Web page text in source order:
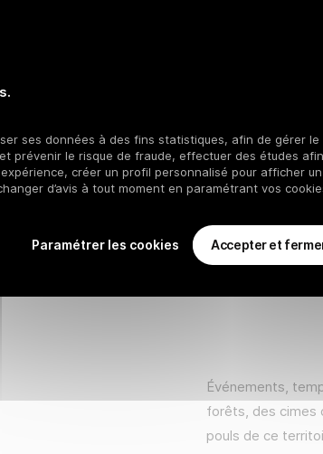
Événements,
forêts, des cimes
pouls de ce
ses données à des fins statistiques, afin de gérer le
prévenir le risque de fraude, effectuer des études
créer un profil personnalisé pour afficher
d’avis à tout moment en paramétrant vos
Paramétrer les cookies Accepter et